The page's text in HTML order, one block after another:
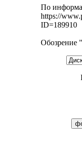
По
https://
ID=189910
Обозрение "